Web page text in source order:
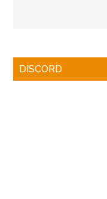
DISCORD